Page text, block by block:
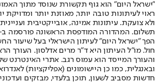
"ישראל היום" הוא גוף תקשורת שנוסד מתוך
ראוי לעיתונות טובה יותר, מאוזנת יותר ומדויקת
ולא צועקת. עיתונות אמינה, אובייקטיבית
הפך "ישראל היום" לעיתון הישראלי בעל שיעור
חול. מו"ל העיתון היא ד"ר מרים אדלסון. העורך
והעורך המייסד הוא עמוס רגב. אתרי האינטרנט
חדשות מסביב לשעון, תוכן בלעדי, מבזקים